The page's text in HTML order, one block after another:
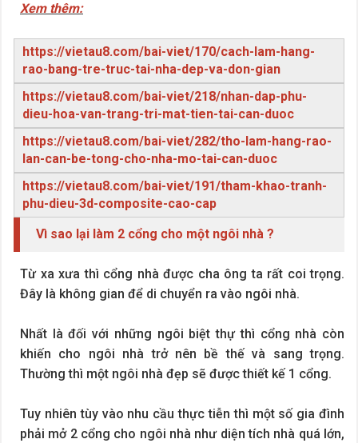
Xem thêm:
https://vietau8.com/bai-viet/170/cach-lam-hang-
rao-bang-tre-truc-tai-nha-dep-va-don-gian
https://vietau8.com/bai-viet/218/nhan-dap-phu-
dieu-hoa-van-trang-tri-mat-tien-tai-can-duoc
https://vietau8.com/bai-viet/282/tho-lam-hang-rao-
lan-can-be-tong-cho-nha-mo-tai-can-duoc
https://vietau8.com/bai-viet/191/tham-khao-tranh-
phu-dieu-3d-composite-cao-cap
Vì sao lại làm 2 cổng cho một ngôi nhà ?
Từ xa xưa thì cổng nhà được cha ông ta rất coi trọng.
Đây là không gian để di chuyển ra vào ngôi nhà.
Nhất là đối với những ngôi biệt thự thì cổng nhà còn
khiến cho ngôi nhà trở nên bề thế và sang trọng.
Thường thì một ngôi nhà đẹp sẽ được thiết kế 1 cổng.
Tuy nhiên tùy vào nhu cầu thực tiễn thì một số gia đình
phải mở 2 cổng cho ngôi nhà như diện tích nhà quá lớn,